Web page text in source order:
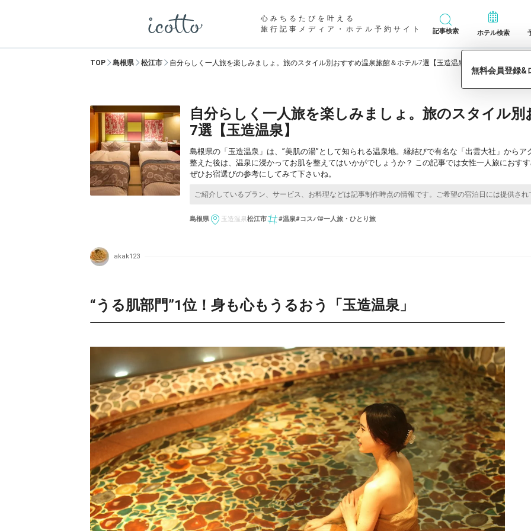
心みちるたびを叶える
旅行記事メディア・ホテル予約サイト
記事検索 ホテル検索
TOP 島根県 松江市 自分らしく一人旅を楽しみましょ。旅のスタイル別おすすめ温泉旅館＆ホテル7選【玉造温泉】
自分らしく一人旅を楽しみましょ。旅のスタイル
7選【玉造温泉】
島根県の「玉造温泉」は、”美肌の湯”として知られる温泉地。縁結びで有名な「出雲大社」から
整えた後は、温泉に浸かってお肌を整えてはいかがでしょうか？ この記事では女性一人旅におす
ぜひお宿選びの参考にしてみて下さいね。
島根県 玉造温泉松江市 #温泉#コスパ#一人旅・ひとり旅
akak123
“うる肌部門”1位！身も心もうるおう「玉造温泉」